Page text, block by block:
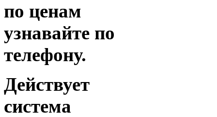
по ценам
узнавайте по
телефону.
Действует
система